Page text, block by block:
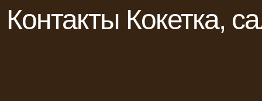
Контакты Кокетка,